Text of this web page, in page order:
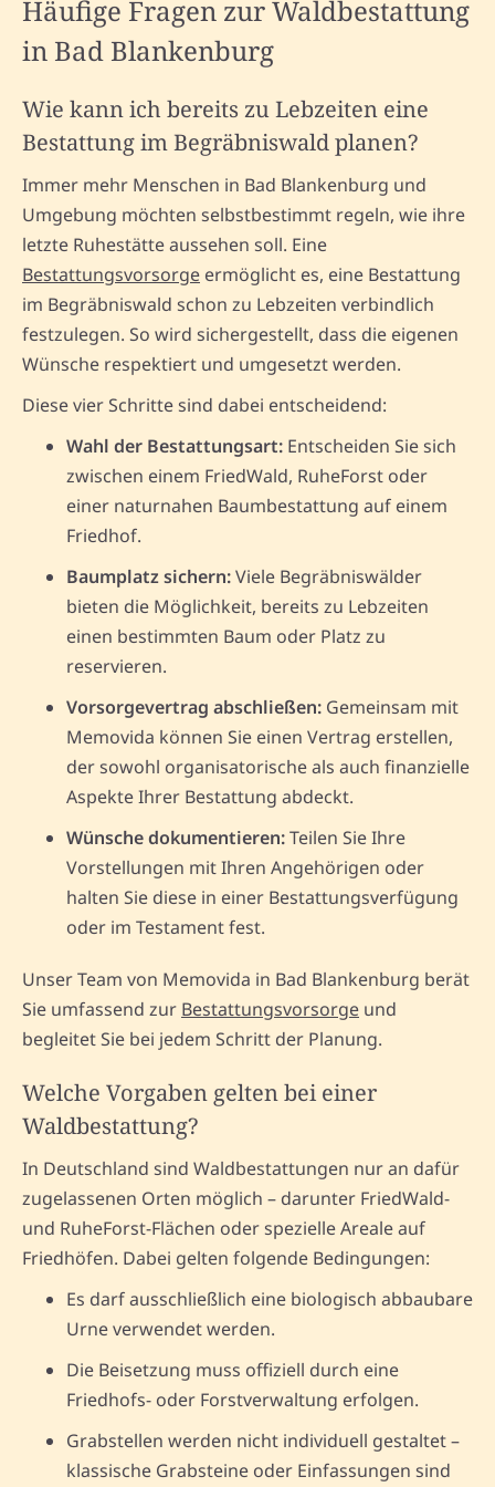
Häufige Fragen zur Waldbestattung
in Bad Blankenburg
Wie kann ich bereits zu Lebzeiten eine
Bestattung im Begräbniswald planen?
Immer mehr Menschen in Bad Blankenburg und
Umgebung möchten selbstbestimmt regeln, wie ihre
letzte Ruhestätte aussehen soll. Eine
Bestattungsvorsorge ermöglicht es, eine Bestattung
im Begräbniswald schon zu Lebzeiten verbindlich
festzulegen. So wird sichergestellt, dass die eigenen
Wünsche respektiert und umgesetzt werden.
Diese vier Schritte sind dabei entscheidend:
Wahl der Bestattungsart: Entscheiden Sie sich
zwischen einem FriedWald, RuheForst oder
einer naturnahen Baumbestattung auf einem
Friedhof.
Baumplatz sichern:Viele Begräbniswälder
bieten die Möglichkeit, bereits zu Lebzeiten
einen bestimmten Baum oder Platz zu
reservieren.
Vorsorgevertrag abschließen: Gemeinsam mit
Memovida können Sie einen Vertrag erstellen,
der sowohl organisatorische als auch finanzielle
Aspekte Ihrer Bestattung abdeckt.
Wünsche dokumentieren:Teilen Sie Ihre
Vorstellungen mit Ihren Angehörigen oder
halten Sie diese in einer Bestattungsverfügung
oder im Testament fest.
Unser Team von Memovida in Bad Blankenburg berät
Sie umfassend zur Bestattungsvorsorge und
begleitet Sie bei jedem Schritt der Planung.
Welche Vorgaben gelten bei einer
Waldbestattung?
In Deutschland sind Waldbestattungen nur an dafür
zugelassenen Orten möglich – darunter FriedWald-
und RuheForst-Flächen oder spezielle Areale auf
Friedhöfen. Dabei gelten folgende Bedingungen:
Es darf ausschließlich eine biologisch abbaubare
Urne verwendet werden.
Die Beisetzung muss offiziell durch eine
Friedhofs- oder Forstverwaltung erfolgen.
Grabstellen werden nicht individuell gestaltet –
klassische Grabsteine oder Einfassungen sind